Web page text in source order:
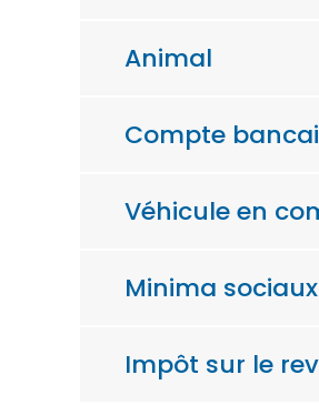
Animal
Compte
Véhicule en
Minima sociaux
Impôt sur le